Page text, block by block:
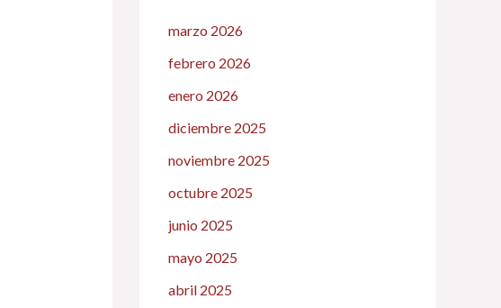
marzo 2026
febrero 2026
enero 2026
diciembre 2025
noviembre 2025
octubre 2025
junio 2025
mayo 2025
abril 2025